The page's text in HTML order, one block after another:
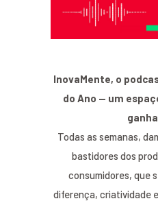
InovaMente, o
do Ano — um
Todas as semanas,
bastidores dos
consumidores, que
diferença, criatividade